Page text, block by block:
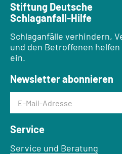
Stiftung Deutsche
Schlaganfall-Hilfe
Schlaganfälle verhindern,
und den Betroffenen
ein.
Newsletter abonnieren
E-Mail-Adresse
Service
Service und Beratung